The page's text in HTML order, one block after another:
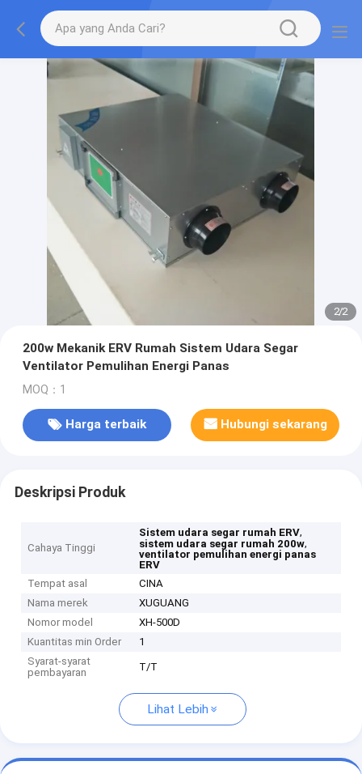
2/2
200w Mekanik ERV Rumah Sistem Udara Segar
Ventilator Pemulihan Energi Panas
MOQ：1
Harga terbaik Hubungi sekarang
Deskripsi Produk
Cahaya Tinggi
Sistem udara segar rumah ERV,
sistem udara segar rumah 200w,
ventilator pemulihan energi panas
ERV
Tempat asal
CINA
Nama merek
XUGUANG
Nomor model
XH-500D
Kuantitas min Order
1
Syarat-syarat
pembayaran
T/T
Lihat Lebih